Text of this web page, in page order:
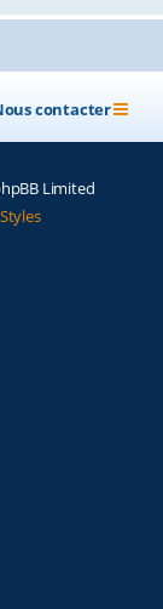
contacter
Limited